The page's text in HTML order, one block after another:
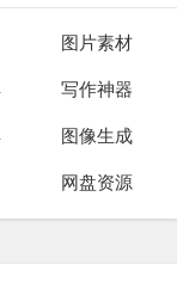
图片素材
写作神器
图像生成
网盘资源